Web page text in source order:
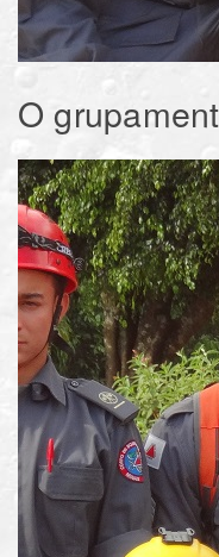
O